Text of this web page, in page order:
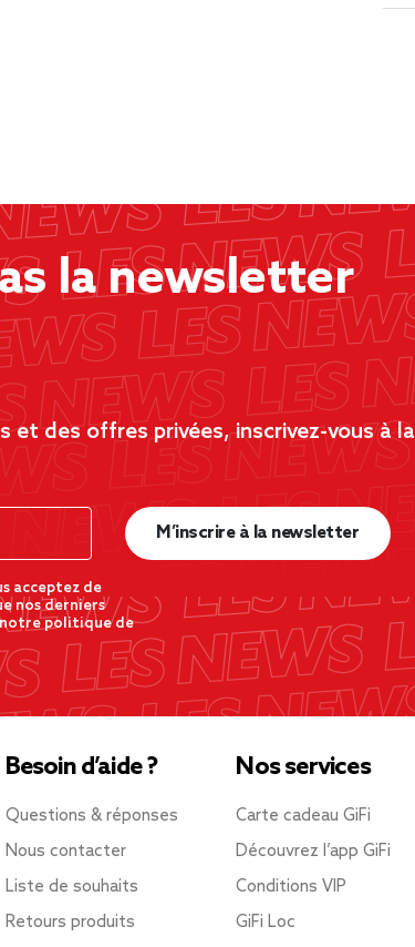
la newsletter
et des offres privées, inscrivez-vous à la
acceptez de
nos derniers
notre politique de
M’inscrire à la newsletter
Besoin d’aide ?
Questions & réponses
Nous contacter
Liste de souhaits
Retours produits
Nos services
Carte cadeau GiFi
Découvrez l’app GiFi
Conditions VIP
GiFi Loc